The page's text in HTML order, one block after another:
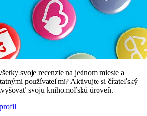
svoje recenzie na jednom mieste a
používateľmi? Aktivujte si čítateľský
svoju knihomoľskú úroveň.